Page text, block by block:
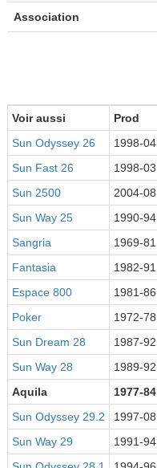
Association
Voir aussi Prod
Sun Odyssey 26
1998-04
Sun Fast 26
1998-03
Sun 2500
2004-08
Sun Way 25
1990-94
Sangria
1969-81
Fantasia
1982-91
Espace 800
1981-86
Poker
1972-78
Sun Dream 28
1987-92
Sun Way 28
1989-92
Aquila
1977-84
Sun Odyssey 29.2
1997-08
Sun Way 29
1991-94